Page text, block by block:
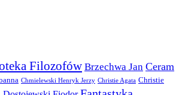
Filozofów Brzechwa Jan Ceram
Chmielewski Henryk Jerzy Christie Agata Christie